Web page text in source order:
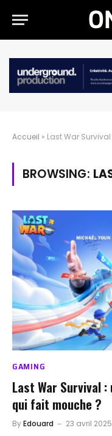
Accueil » Last War Survival
BROWSING:
GAMING
Last War Survival
qui fait mouche ?
ByEdouard 23 avril 2025